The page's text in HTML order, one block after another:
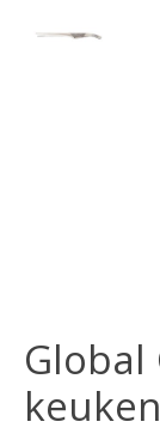
Global